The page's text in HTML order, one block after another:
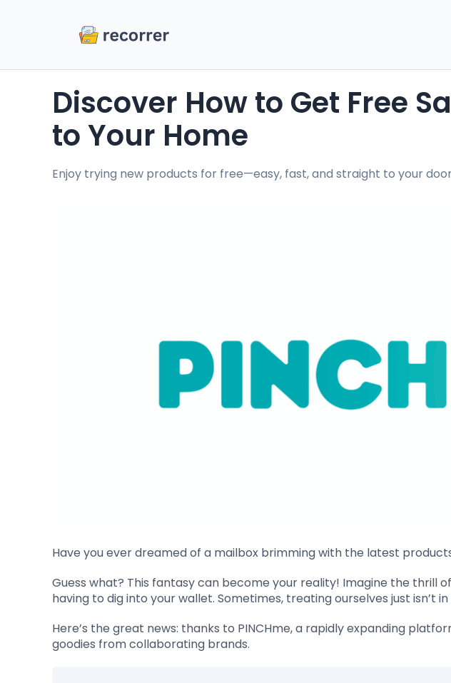
Discover How to Get Free Samples Delivered
to Your Home
Enjoy trying new products for free—easy, fast, and straight to your
Have you ever dreamed of a mailbox brimming with the latest
Guess what? This fantasy can become your reality! Imagine the thrill
having to dig into your wallet. Sometimes, treating ourselves just isn’t
Here’s the great news: thanks to PINCHme, a rapidly expanding
goodies from collaborating brands.